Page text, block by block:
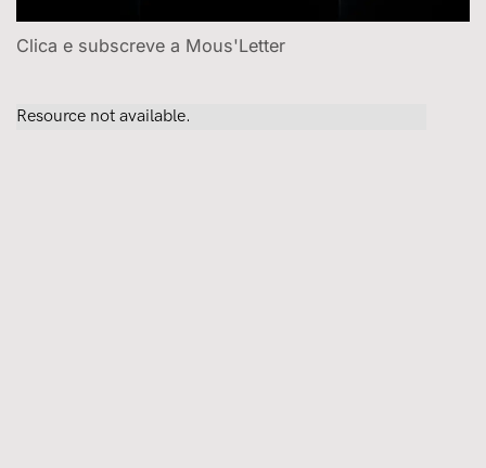
Clica e subscreve a Mous'Letter